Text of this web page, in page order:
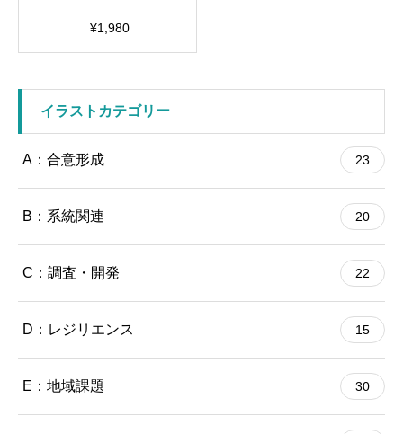
¥1,980
イラストカテゴリー
A：合意形成 23
B：系統関連 20
C：調査・開発 22
D：レジリエンス 15
E：地域課題 30